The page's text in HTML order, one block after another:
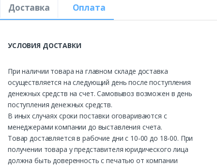
Доставка Оплата
УСЛОВИЯ ДОСТАВКИ
При наличии товара на главном складе доставка
осуществляется на следующий день после поступления
денежных средств на счет. Самовывоз возможен в день
поступления денежных средств.
В иных случаях сроки поставки оговариваются с
менеджерами компании до выставления счета.
Товар доставляется в рабочие дни с 10-00 до 18-00. При
получении товара у представителя юридического лица
должна быть доверенность с печатью от компании